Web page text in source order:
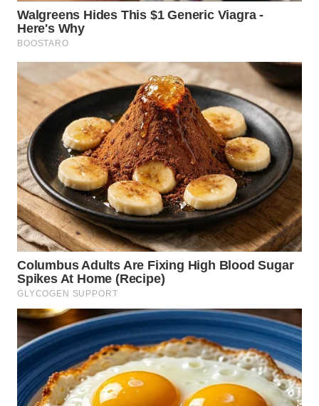
WN
SULSEL
GORONTALO
WN
SULUT
WN
MALUKU
WN
MALUT
WN
DAIRI
WN
DANAU
TOBA
WN